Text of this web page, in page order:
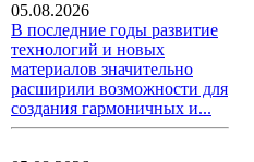
05.08.2026
В последние годы развитие
технологий и новых
материалов значительно
расширили возможности для
создания гармоничных и...